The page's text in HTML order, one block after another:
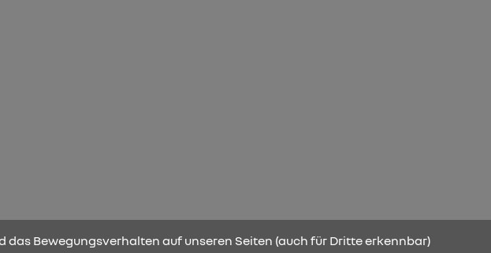
Bewegungsverhalten auf unseren Seiten (auch für Dritte erkennbar)